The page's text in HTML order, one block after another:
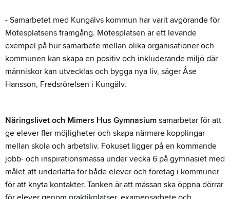
- Samarbetet med Kungälvs kommun har varit avgörande för
Mötesplatsens framgång. Mötesplatsen är ett levande
exempel på hur samarbete mellan olika organisationer och
kommunen kan skapa en positiv och inkluderande miljö där
människor kan utvecklas och bygga nya liv, säger Åse
Hansson, Fredsrörelsen i Kungälv.
Näringslivet och Mimers Hus Gymnasium samarbetar för att
ge elever fler möjligheter och skapa närmare kopplingar
mellan skola och arbetsliv. Fokuset ligger på en kommande
jobb- och inspirationsmässa under vecka 6 på gymnasiet med
målet att underlätta för både elever och företag i kommuner
för att knyta kontakter. Tanken är att mässan ska öppna dörrar